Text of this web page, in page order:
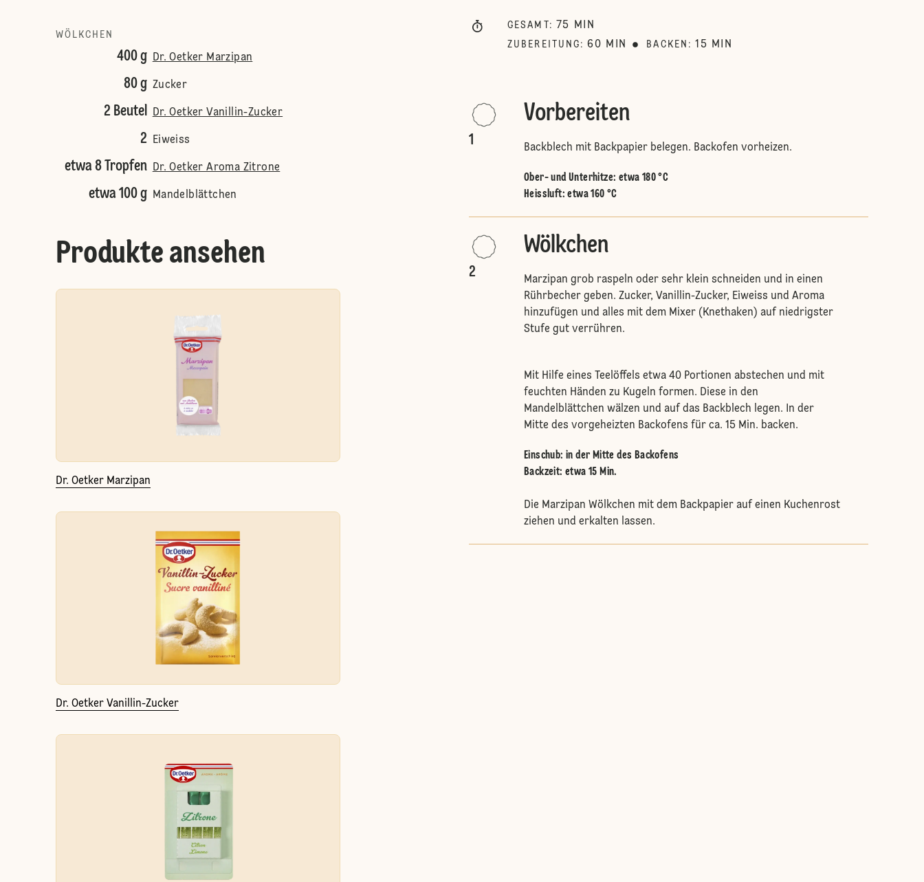
WÖLKCHEN
400 g Dr. Oetker Marzipan
80 g Zucker
2 Beutel Dr. Oetker Vanillin-Zucker
2 Eiweiss
etwa 8 Tropfen Dr. Oetker Aroma Zitrone
etwa 100 g Mandelblättchen
Produkte ansehen
Dr. Oetker Marzipan
Dr. Oetker Vanillin-Zucker
GESAMT : 75 MIN
ZUBEREITUNG : 60 MIN BACKEN : 15 MIN
1
Vorbereiten
Backblech mit Backpapier belegen. Backofen vorheizen.
Ober- und Unterhitze: etwa 180 °C
Heissluft: etwa 160 °C
2
Wölkchen
Marzipan grob raspeln oder sehr klein schneiden und in einen
Rührbecher geben. Zucker, Vanillin-Zucker, Eiweiss und Aroma
hinzufügen und alles mit dem Mixer (Knethaken) auf niedrigster
Stufe gut verrühren.
Mit Hilfe eines Teelöffels etwa 40 Portionen abstechen und mit
feuchten Händen zu Kugeln formen. Diese in den
Mandelblättchen wälzen und auf das Backblech legen. In der
Mitte des vorgeheizten Backofens für ca. 15 Min. backen.
Einschub:in der Mitte des Backofens
Backzeit: etwa 15 Min.
Die Marzipan Wölkchen mit dem Backpapier auf einen Kuchenrost
ziehen und erkalten lassen.